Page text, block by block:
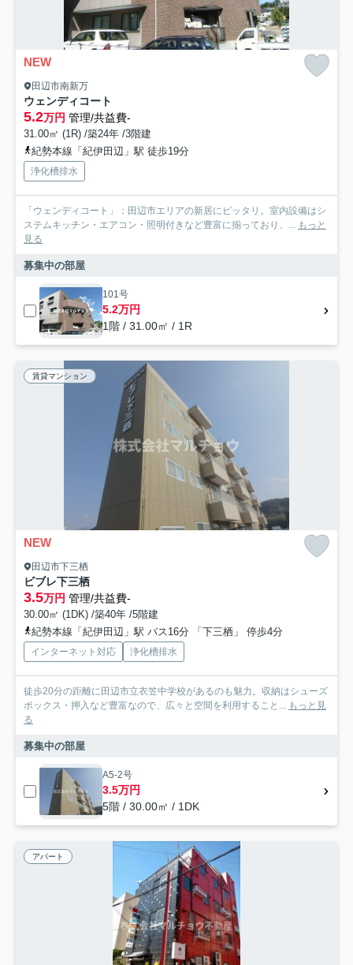
NEW
田辺市南新万
ウェンディコート
5.2万円 管理/共益費-
31.00㎡ (1R) /築24年 /3階建
紀勢本線「紀伊田辺」駅 徒歩19分
浄化槽排水
「ウェンディコート」：田辺市エリアの新居にピッタリ。室内設備はシ
ステムキッチン・エアコン・照明付きなど豊富に揃っており、... もっと
見る
募集中の部屋
101号
5.2万円
1階 / 31.00㎡ / 1R
賃貸マンション
NEW
田辺市下三栖
ビブレ下三栖
3.5万円 管理/共益費-
30.00㎡ (1DK) /築40年 /5階建
紀勢本線「紀伊田辺」駅 バス16分 「下三栖」 停歩4分
インターネット対応 浄化槽排水
徒歩20分の距離に田辺市立衣笠中学校があるのも魅力。収納はシューズ
ボックス・押入など豊富なので、広々と空間を利用すること... もっと見
る
募集中の部屋
A5-2号
3.5万円
5階 / 30.00㎡ / 1DK
アパート